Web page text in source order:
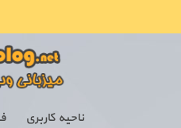
ناحیه کاربری